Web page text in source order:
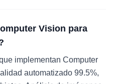
Vision para
implementan Computer
automatizado 99.5%,